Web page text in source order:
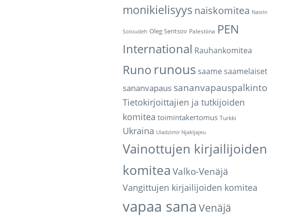
monikielisyys naiskomitea Nasrin
Sotoudeh Oleg Sentsov Palestiina PEN
International Rauhankomitea
Runo runous saame saamelaiset
sananvapaus sananvapauspalkinto
Tietokirjoittajien ja tutkijoiden
komitea toimintakertomus Turkki
Ukraina Uladzimir Njakljajeu
Vainottujen kirjailijoiden
komitea Valko-Venäjä
Vangittujen kirjailijoiden komitea
vapaa sana Venäjä